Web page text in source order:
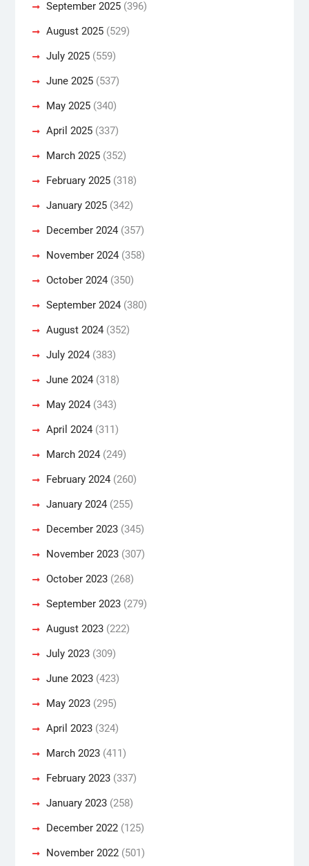
September 2025(396)
August 2025(529)
July 2025(559)
June 2025(537)
May 2025(340)
April 2025(337)
March 2025(352)
February 2025(318)
January 2025(342)
December 2024(357)
November 2024(358)
October 2024(350)
September 2024(380)
August 2024(352)
July 2024(383)
June 2024(318)
May 2024(343)
April 2024(311)
March 2024(249)
February 2024(260)
January 2024(255)
December 2023(345)
November 2023(307)
October 2023(268)
September 2023(279)
August 2023(222)
July 2023(309)
June 2023(423)
May 2023(295)
April 2023(324)
March 2023(411)
February 2023(337)
January 2023(258)
December 2022(125)
November 2022(501)